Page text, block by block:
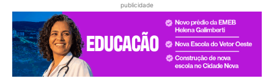
publicidade